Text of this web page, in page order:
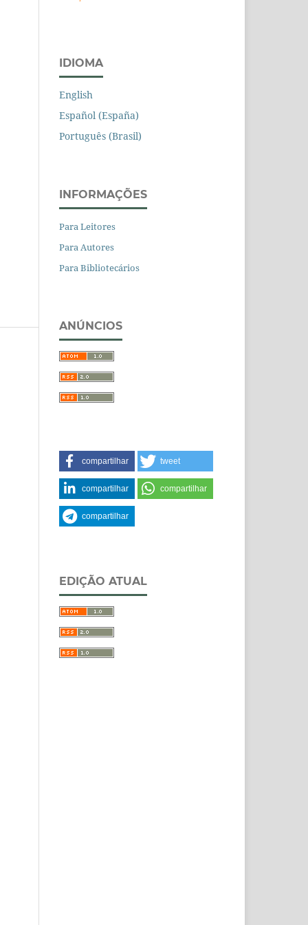
IDIOMA
English
Español (España)
Português (Brasil)
INFORMAÇÕES
Para Leitores
Para Autores
Para Bibliotecários
ANÚNCIOS
compartilhar tweet
compartilhar compartilhar
compartilhar
EDIÇÃO ATUAL